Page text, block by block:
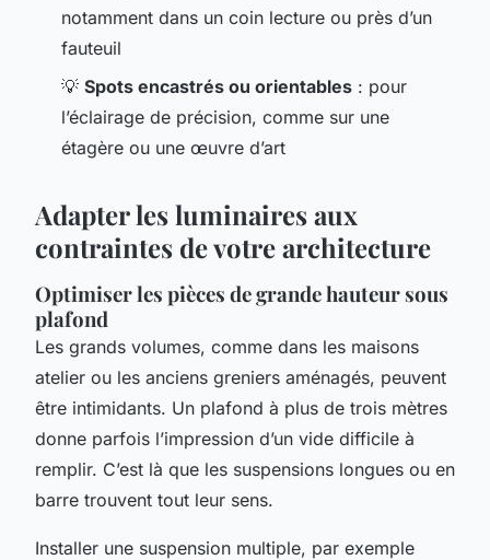
notamment dans un coin lecture ou près d’un
fauteuil
💡 Spots encastrés ou orientables : pour
l’éclairage de précision, comme sur une
étagère ou une œuvre d’art
Adapter les luminaires aux
contraintes de votre architecture
Optimiser les pièces de grande hauteur sous
plafond
Les grands volumes, comme dans les maisons
atelier ou les anciens greniers aménagés, peuvent
être intimidants. Un plafond à plus de trois mètres
donne parfois l’impression d’un vide difficile à
remplir. C’est là que les suspensions longues ou en
barre trouvent tout leur sens.
Installer une suspension multiple, par exemple